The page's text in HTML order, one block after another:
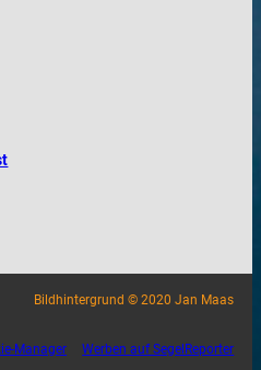
Bildhintergrund © 2020 Jan Maas
Manager Werben auf SegelReporter